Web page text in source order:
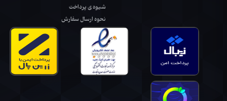
شیوه ی پرداخت
نحوه ارسال سفارش